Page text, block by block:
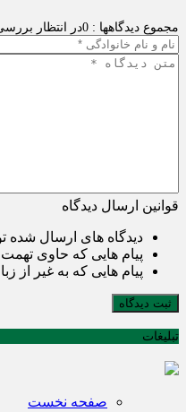
مجموع دیدگاهها : 0 در انتظار بررسی
قوانین ارسال دیدگاه
دیدگاه های ارسال شده
پیام هایی که حاوی تهمت
پیام هایی که به غیر از
ثبت دیدگاه
تبلیغات
صفحه نخست